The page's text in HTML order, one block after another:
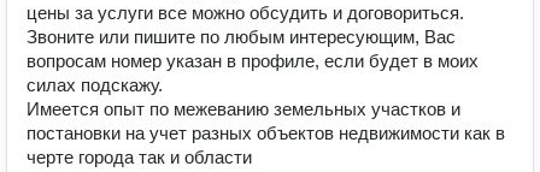
цены за услуги все можно обсудить и договориться.
Звоните или пишите по любым интересующим, Вас
вопросам номер указан в профиле, если будет в моих
силах подскажу.
Имеется опыт по межеванию земельных участков и
постановки на учет разных объектов недвижимости как в
черте города так и области